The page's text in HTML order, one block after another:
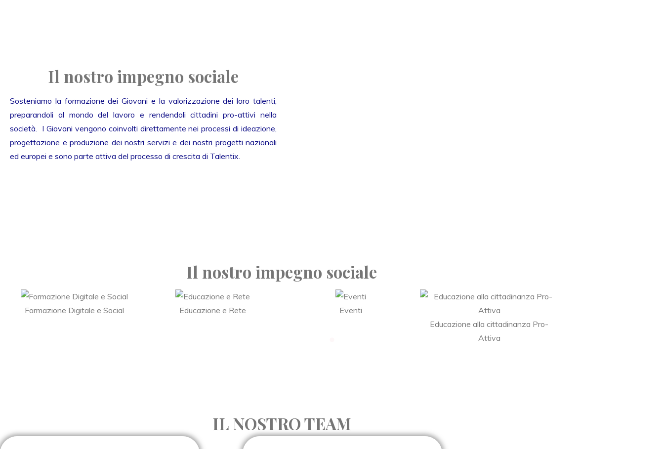
Il nostro impegno sociale
Sosteniamo la formazione dei Giovani e la valorizzazione dei loro talenti,
preparandoli al mondo del lavoro e rendendoli cittadini pro-attivi nella
società. I Giovani vengono coinvolti direttamente nei processi di ideazione,
progettazione e produzione dei nostri servizi e dei nostri progetti nazionali
ed europei e sono parte attiva del processo di crescita di Talentix.
Il nostro impegno sociale
Formazione Digitale e Social Educazione e Rete
Eventi
Educazione alla cittadinanza Pro-
Attiva
IL NOSTRO TEAM